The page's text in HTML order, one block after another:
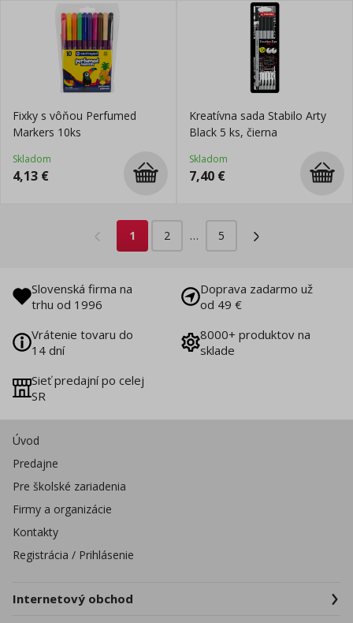
Fixky s vôňou Perfumed
Markers 10ks
Skladom
4,13 €
Kreatívna sada Stabilo Arty
Black 5 ks, čierna
Skladom
7,40 €
1 2 … 5
Slovenská firma na
trhu od 1996
Doprava zadarmo už
od 49 €
Vrátenie tovaru do
14 dní
8000+ produktov na
sklade
Sieť predajní po celej
SR
Úvod
Predajne
Pre školské zariadenia
Firmy a organizácie
Kontakty
Registrácia / Prihlásenie
Internetový obchod